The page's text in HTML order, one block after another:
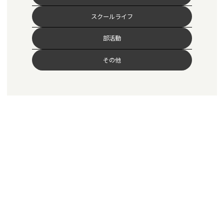
スクールライフ
部活動
その他